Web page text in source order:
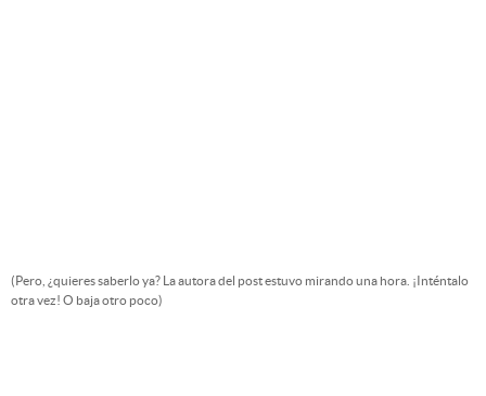
(Pero, ¿quieres saberlo ya? La autora del post estuvo mirando una hora. ¡Inténtalo
otra vez! O baja otro poco)